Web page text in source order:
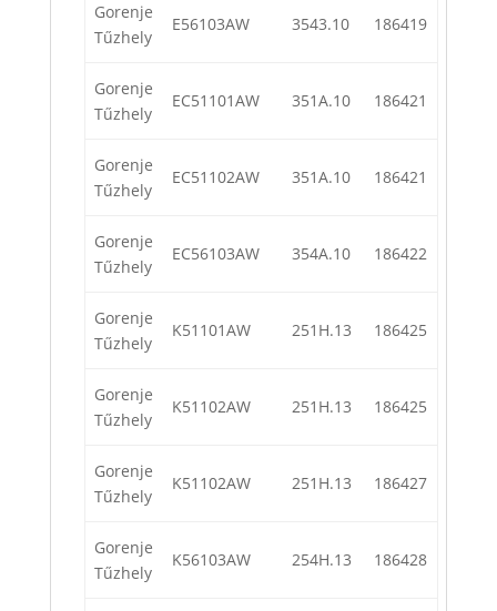
Gorenje
Tűzhely
E56103AW 3543.10 186419
Gorenje
Tűzhely
EC51101AW 351A.10 186421
Gorenje
Tűzhely
EC51102AW 351A.10 186421
Gorenje
Tűzhely
EC56103AW 354A.10 186422
Gorenje
Tűzhely
K51101AW 251H.13 186425
Gorenje
Tűzhely
K51102AW 251H.13 186425
Gorenje
Tűzhely
K51102AW 251H.13 186427
Gorenje
Tűzhely
K56103AW 254H.13 186428